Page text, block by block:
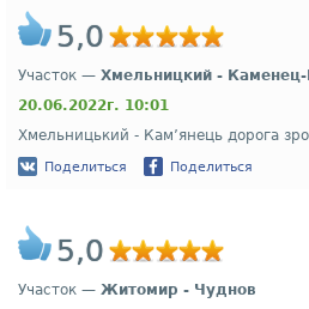
5,0
Участок — Хмельницкий -
20.06.2022г. 10:01
Хмельницький - Кам’янець дорога
Поделиться Поделиться
5,0
Участок — Житомир - Чуднов